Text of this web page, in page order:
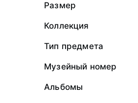
Размер
Коллекция
Тип предмета
Музейный номер
Альбомы